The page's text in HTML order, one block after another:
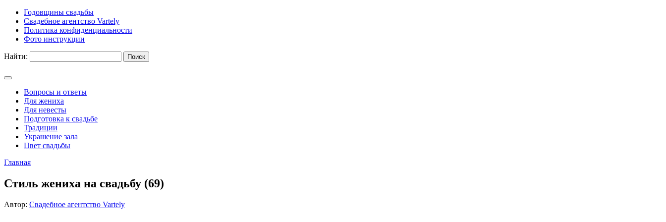
Годовщины свадьбы
Свадебное агентство Vartely
Политика конфиденциальности
Фото инструкции
Найти:
Вопросы и ответы
Для жениха
Для невесты
Подготовка к свадьбе
Традиции
Украшение зала
Цвет свадьбы
Главная
Стиль жениха на свадьбу (69)
Автор: Свадебное агентство Vartely